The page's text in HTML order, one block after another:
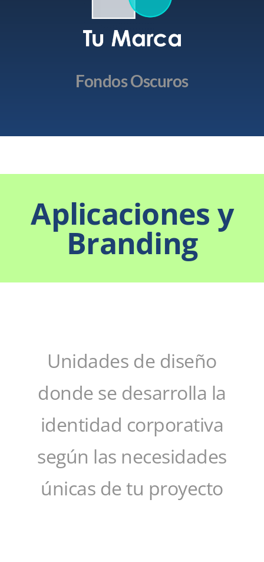
Fondos Oscuros
Aplicaciones y
Branding
Unidades de diseño
donde se desarrolla la
identidad corporativa
según las necesidades
únicas de tu proyecto